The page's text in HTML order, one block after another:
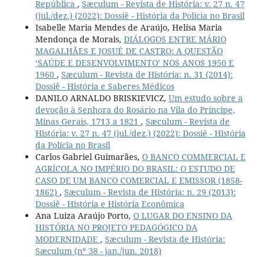
República , Sæculum - Revista de História: v. 27 n. 47
(jul./dez.) (2022): Dossiê - História da Polícia no Brasil
Isabelle Maria Mendes de Araújo, Helísa Maria
Mendonça de Morais, DIÁLOGOS ENTRE MÁRIO
MAGALHÃES E JOSUÉ DE CASTRO: A QUESTÃO
‘SAÚDE E DESENVOLVIMENTO’ NOS ANOS 1950 E
1960 , Sæculum - Revista de História: n. 31 (2014):
Dossiê - História e Saberes Médicos
DANILO ARNALDO BRISKIEVICZ, Um estudo sobre a
devoção à Senhora do Rosário na Vila do Príncipe,
Minas Gerais, 1713 a 1821 , Sæculum - Revista de
História: v. 27 n. 47 (jul./dez.) (2022): Dossiê - História
da Polícia no Brasil
Carlos Gabriel Guimarães, O BANCO COMMERCIAL E
AGRÍCOLA NO IMPÉRIO DO BRASIL: O ESTUDO DE
CASO DE UM BANCO COMERCIAL E EMISSOR (1858-
1862) , Sæculum - Revista de História: n. 29 (2013):
Dossiê - História e História Econômica
Ana Luiza Araújo Porto, O LUGAR DO ENSINO DA
HISTÓRIA NO PROJETO PEDAGÓGICO DA
MODERNIDADE , Sæculum - Revista de História:
Sæculum (nº 38 - jan./jun. 2018)